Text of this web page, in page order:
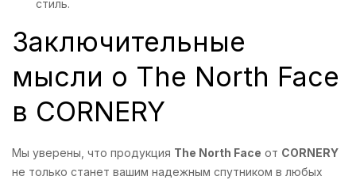
стиль.
Заключительные
мысли о The North Face
в CORNERY
Мы уверены, что продукция The North Face от CORNERY
не только станет вашим надежным спутником в любых